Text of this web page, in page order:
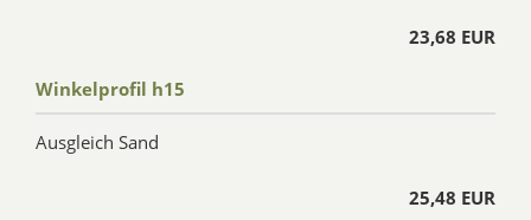
23,68 EUR
Winkelprofil h15
Ausgleich Sand
25,48 EUR